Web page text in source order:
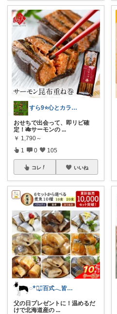
すら9⭐️心とカラダを満たす美味しいもの
おせちで出会って、即リピ確
定！🎋サーモンの ...
￥ 1,790～
1 0 105
コレ いいね
◌*⃝̥◍百式𓂃皆様に感謝
父の日プレゼントに！温めるだ
けで北海道産の ...